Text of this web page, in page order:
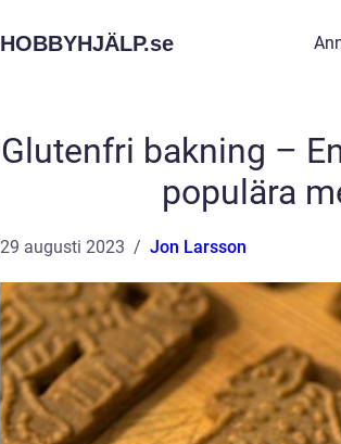
HOBBYHJÄLP.se
Glutenfri bakning –
populära
29 augusti 2023 Jon Larsson